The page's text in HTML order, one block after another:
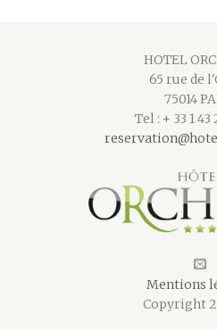
HOTEL
65 rue de
75014
Tel : + 33 1 43
Mentions
Copyright